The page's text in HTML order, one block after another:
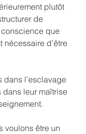
plutôt
de
conscience que
nécessaire d’être
dans l’esclavage
dans leur maîtrise
voulons être un